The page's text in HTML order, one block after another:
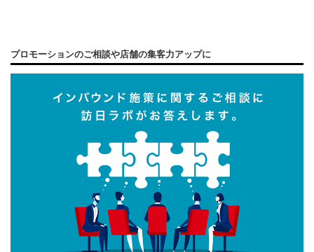
プロモーションのご相談や店舗の集客力アップに